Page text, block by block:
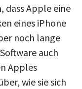
dass Apple eine
eines iPhone
noch lange
auch
Apples
wie sie sich